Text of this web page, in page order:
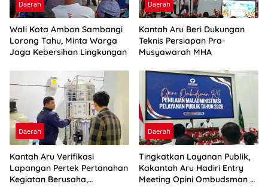
Daerah
Wali Kota Ambon Sambangi
Lorong Tahu, Minta Warga
Jaga Kebersihan Lingkungan
Daerah
Kantah Aru Beri Dukungan
Teknis Persiapan Pra-
Musyawarah MHA
Daerah
Kantah Aru Verifikasi
Lapangan Pertek Pertanahan
Kegiatan Berusaha,
Daerah
Tingkatkan Layanan Publik,
Kakantah Aru Hadiri Entry
Meeting Opini Ombudsman RI